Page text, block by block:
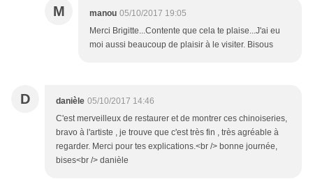
M manou 05/10/2017 19:05
Merci Brigitte...Contente que cela te plaise...J'ai eu
moi aussi beaucoup de plaisir à le visiter. Bisous
D danièle 05/10/2017 14:46
C'est merveilleux de restaurer et de montrer ces chinoiseries,
bravo à l'artiste , je trouve que c'est très fin , très agréable à
regarder. Merci pour tes explications.<br /> bonne journée,
bises<br /> danièle